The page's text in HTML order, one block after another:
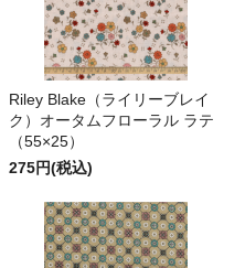
Riley Blake（ライリーブレイ
ク）オータムフローラル ラテ
（55×25）
275円(税込)